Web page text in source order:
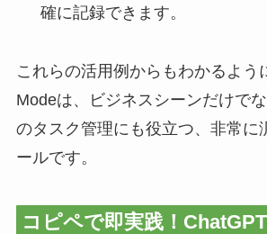
確に記録できます。
これらの活用例からもわかるよう
Modeは、ビジネスシーンだけで
のタスク管理にも役立つ、非常に
ールです。
コピペで即実践！